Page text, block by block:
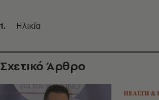
Ηλικία
Σχετικό Άρθρο
HEALTH &